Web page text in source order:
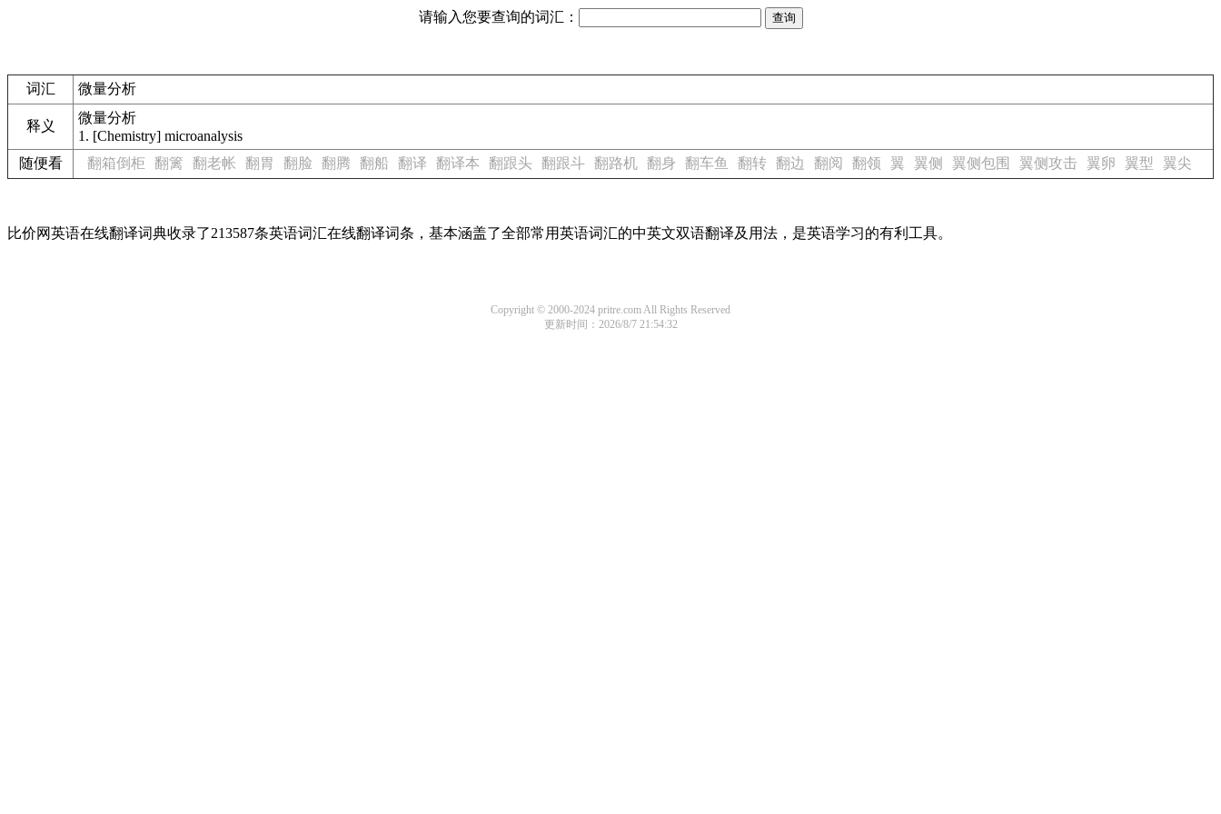
请输入您要查询的词汇：
词汇 微量分析
释义
微量分析
1. [Chemistry] microanalysis
随便看
翻箱倒柜 翻篱 翻老帐 翻胃 翻脸 翻腾 翻船 翻译 翻译本 翻跟头 翻跟斗 翻路机 翻身 翻车鱼 翻转 翻边 翻阅 翻领 翼 翼侧 翼侧包围 翼侧攻击 翼卵 翼型 翼尖
比价网英语在线翻译词典收录了213587条英语词汇在线翻译词条，基本涵盖了全部常用英语词汇的中英文双语翻译及用法，是英语学习的有利工具。
Copyright © 2000-2024 pritre.com All Rights Reserved
更新时间：2026/8/7 21:54:32